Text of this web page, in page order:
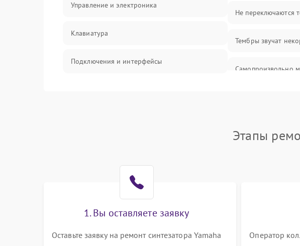
Управление и электроника
Клавиатура
Подключения и интерфейсы
Не переключаются
Тембры звучат
Самопроизвольно
Этапы
1. Вы оставляете заявку
Оставьте заявку на ремонт синтезатора Yamaha
Оператор